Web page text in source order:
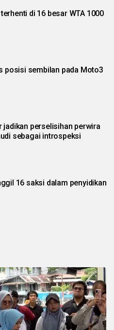
di 16 besar WTA 1000
posisi sembilan pada Moto3
jadikan perselisihan perwira
sebagai introspeksi
16 saksi dalam penyidikan